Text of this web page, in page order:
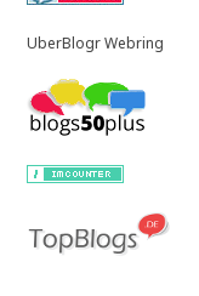
UberBlogr Webring